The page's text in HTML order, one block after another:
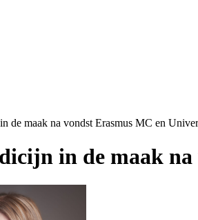
de maak na vondst Erasmus MC en
in de maak